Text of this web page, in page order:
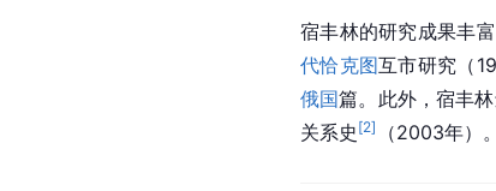
宿丰林的研究成果丰
代恰克图互市研究（
俄国篇。此外，宿丰
关系史 [2] （2003年）。